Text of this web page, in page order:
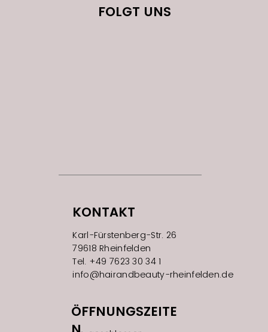
KONTAKT
FOLGT UNS
Karl-Fürstenberg-Str. 26
79618 Rheinfelden
Tel. +49 7623 30 34 1
info@hairandbeauty-rheinfelden.de
ÖFFNUNGSZEITE